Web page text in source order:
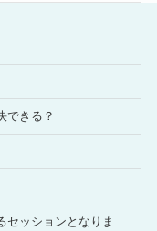
できる？
セッションとなりま